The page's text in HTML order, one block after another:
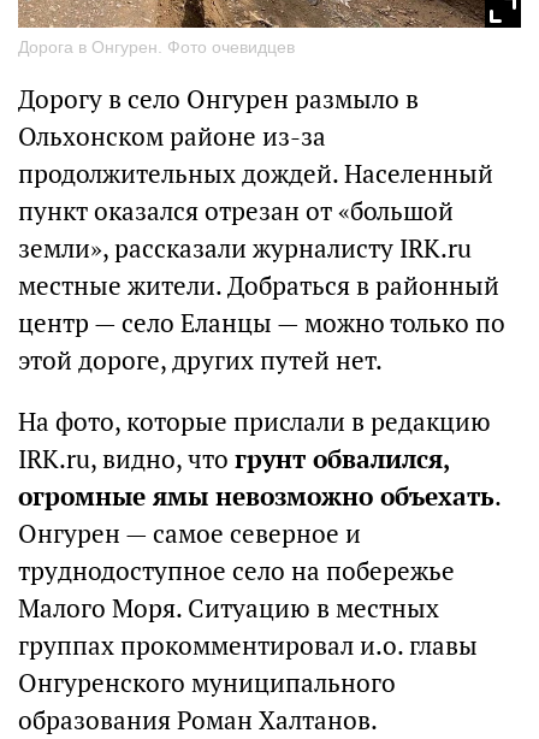
Дорога в Онгурен. Фото очевидцев
Дорогу в село Онгурен размыло в
Ольхонском районе из-за
продолжительных дождей. Населенный
пункт оказался отрезан от «большой
земли», рассказали журналисту IRK.ru
местные жители. Добраться в районный
центр — село Еланцы — можно только по
этой дороге, других путей нет.
На фото, которые прислали в редакцию
IRK.ru, видно, что грунт обвалился,
огромные ямы невозможно объехать.
Онгурен — самое северное и
труднодоступное село на побережье
Малого Моря. Ситуацию в местных
группах прокомментировал и.о. главы
Онгуренского муниципального
образования Роман Халтанов.